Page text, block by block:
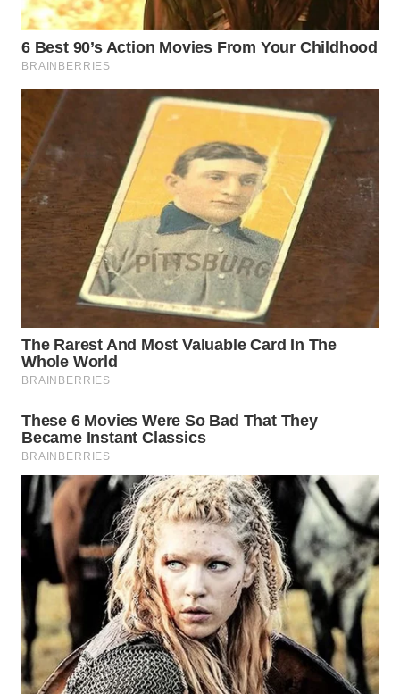
Wahana
Media
WAHANA
WAHANA
TANI
WAHANA
ADVOKAT
INFRASTRUKTUR
WAHANA
WAHANA
WAHANA
TRAVEL
WAHANA
TV
WAHANANEWS
ID